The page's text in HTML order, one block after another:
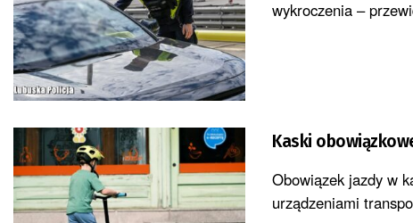
wykroczenia –
Kaski
Obowiązek jazdy w
urządzeniami